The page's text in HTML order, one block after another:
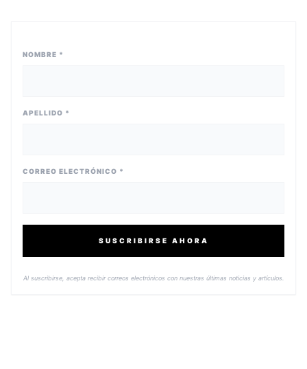
NOMBRE *
APELLIDO *
CORREO ELECTRÓNICO *
SUSCRIBIRSE AHORA
Al suscribirse, acepta recibir correos electrónicos con nuestras últimas noticias y artículos.